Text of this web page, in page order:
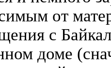
от
с
доме